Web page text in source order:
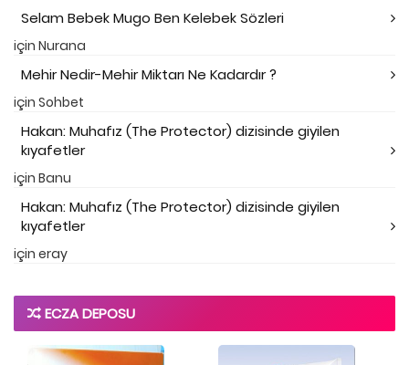
Selam Bebek Mugo Ben Kelebek Sözleri
için Nurana
Mehir Nedir-Mehir Miktarı Ne Kadardır ?
için Sohbet
Hakan: Muhafız (The Protector) dizisinde giyilen
kıyafetler
için Banu
Hakan: Muhafız (The Protector) dizisinde giyilen
kıyafetler
için eray
ECZA DEPOSU